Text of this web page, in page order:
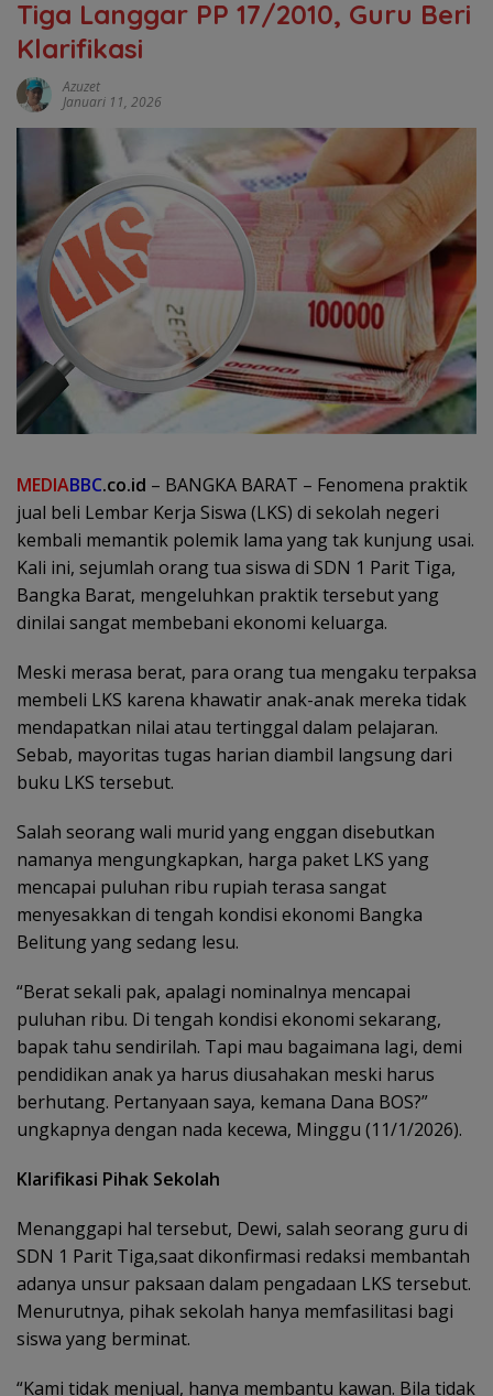
Tiga Langgar PP 17/2010, Guru Beri
Klarifikasi
Azuzet
Januari 11, 2026
MEDIABBC.co.id – BANGKA BARAT – Fenomena praktik
jual beli Lembar Kerja Siswa (LKS) di sekolah negeri
kembali memantik polemik lama yang tak kunjung usai.
Kali ini, sejumlah orang tua siswa di SDN 1 Parit Tiga,
Bangka Barat, mengeluhkan praktik tersebut yang
dinilai sangat membebani ekonomi keluarga.
Meski merasa berat, para orang tua mengaku terpaksa
membeli LKS karena khawatir anak-anak mereka tidak
mendapatkan nilai atau tertinggal dalam pelajaran.
Sebab, mayoritas tugas harian diambil langsung dari
buku LKS tersebut.
Salah seorang wali murid yang enggan disebutkan
namanya mengungkapkan, harga paket LKS yang
mencapai puluhan ribu rupiah terasa sangat
menyesakkan di tengah kondisi ekonomi Bangka
Belitung yang sedang lesu.
“Berat sekali pak, apalagi nominalnya mencapai
puluhan ribu. Di tengah kondisi ekonomi sekarang,
bapak tahu sendirilah. Tapi mau bagaimana lagi, demi
pendidikan anak ya harus diusahakan meski harus
berhutang. Pertanyaan saya, kemana Dana BOS?”
ungkapnya dengan nada kecewa, Minggu (11/1/2026).
Klarifikasi Pihak Sekolah
Menanggapi hal tersebut, Dewi, salah seorang guru di
SDN 1 Parit Tiga,saat dikonfirmasi redaksi membantah
adanya unsur paksaan dalam pengadaan LKS tersebut.
Menurutnya, pihak sekolah hanya memfasilitasi bagi
siswa yang berminat.
“Kami tidak menjual, hanya membantu kawan. Bila tidak